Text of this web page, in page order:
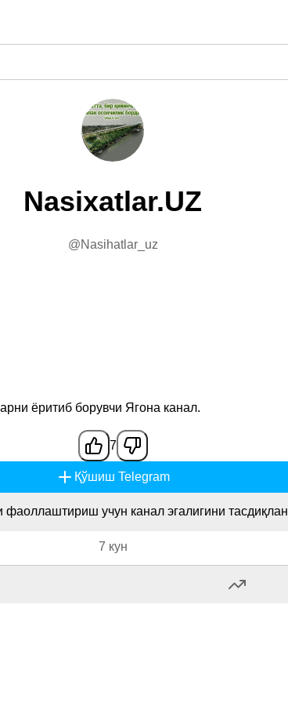
Nasixatlar.UZ
@Nasihatlar_uz
ёритиб борувчи Ягона канал.
7
Қўшиш Telegram
учун канал эгалигини
7 кун